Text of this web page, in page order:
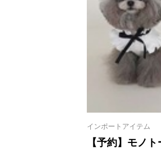
インポートアイテム
【予約】モノ